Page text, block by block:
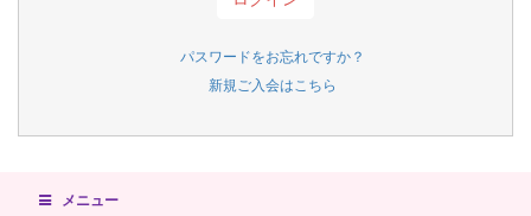
パスワードをお忘れですか？
新規ご入会はこちら
メニュー